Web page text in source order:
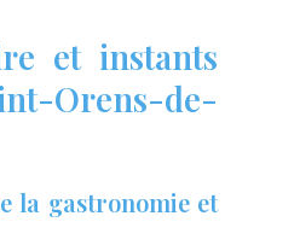
et instants
Orens-de-
la gastronomie et